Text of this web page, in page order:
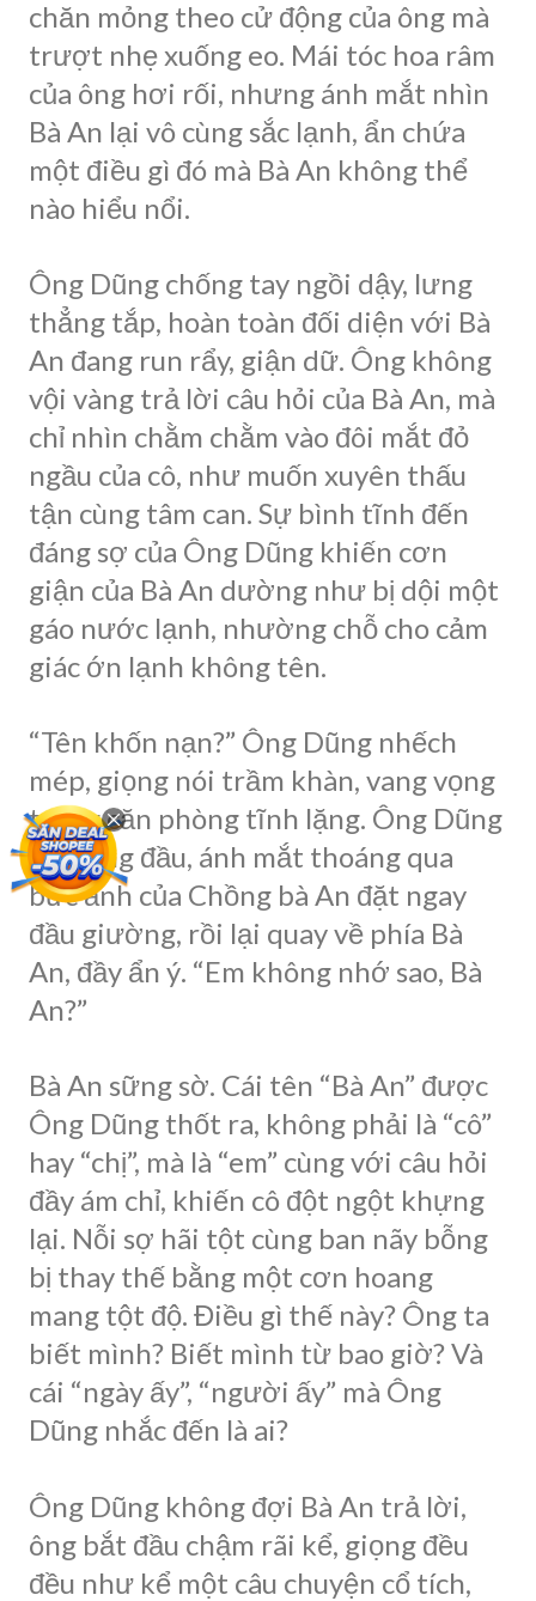
chăn mỏng theo cử động của ông mà
trượt nhẹ xuống eo. Mái tóc hoa râm
của ông hơi rối, nhưng ánh mắt nhìn
Bà An lại vô cùng sắc lạnh, ẩn chứa
một điều gì đó mà Bà An không thể
nào hiểu nổi.
Ông Dũng chống tay ngồi dậy, lưng
thẳng tắp, hoàn toàn đối diện với Bà
An đang run rẩy, giận dữ. Ông không
vội vàng trả lời câu hỏi của Bà An, mà
chỉ nhìn chằm chằm vào đôi mắt đỏ
ngầu của cô, như muốn xuyên thấu
tận cùng tâm can. Sự bình tĩnh đến
đáng sợ của Ông Dũng khiến cơn
giận của Bà An dường như bị dội một
gáo nước lạnh, nhường chỗ cho cảm
giác ớn lạnh không tên.
“Tên khốn nạn?” Ông Dũng nhếch
mép, giọng nói trầm khàn, vang vọng
trong căn phòng tĩnh lặng. Ông Dũng
nghiêng đầu, ánh mắt thoáng qua
bức ảnh của Chồng bà An đặt ngay
đầu giường, rồi lại quay về phía Bà
An, đầy ẩn ý. “Em không nhớ sao, Bà
An?”
Bà An sững sờ. Cái tên “Bà An” được
Ông Dũng thốt ra, không phải là “cô”
hay “chị”, mà là “em” cùng với câu hỏi
đầy ám chỉ, khiến cô đột ngột khựng
lại. Nỗi sợ hãi tột cùng ban nãy bỗng
bị thay thế bằng một cơn hoang
mang tột độ. Điều gì thế này? Ông ta
biết mình? Biết mình từ bao giờ? Và
cái “ngày ấy”, “người ấy” mà Ông
Dũng nhắc đến là ai?
Ông Dũng không đợi Bà An trả lời,
ông bắt đầu chậm rãi kể, giọng đều
đều như kể một câu chuyện cổ tích,